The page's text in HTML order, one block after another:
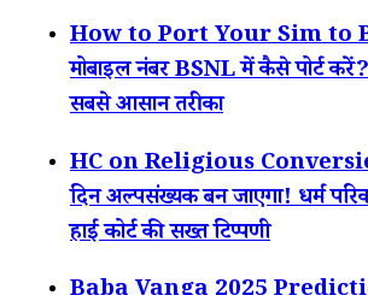
How to Port Your Sim to
मोबाइल नंबर BSNL में कैसे पोर्ट
सबसे आसान तरीका
HC on Religious
दिन अल्पसंख्यक बन जाएगा! धर्म
हाई कोर्ट की सख्त टिप्पणी